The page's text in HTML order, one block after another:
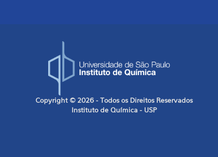
Copyright © 2026 - Todos os Direitos Reservados
Instituto de Química - USP